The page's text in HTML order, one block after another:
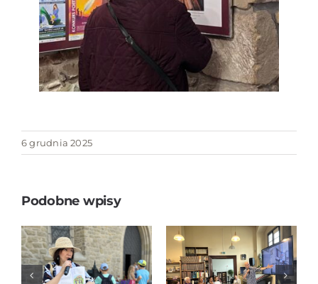
6 grudnia 2025
Podobne wpisy
„Tropem
JAPONIA BEZ
STEREOTYPÓW